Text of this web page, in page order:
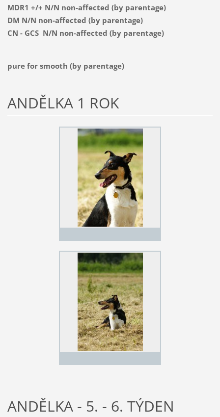
MDR1 +/+ N/N non-affected (by parentage)
DM N/N non-affected (by parentage)
CN - GCS N/N non-affected (by parentage)
pure for smooth (by parentage)
ANDĚLKA 1 ROK
ANDĚLKA - 5. - 6. TÝDEN